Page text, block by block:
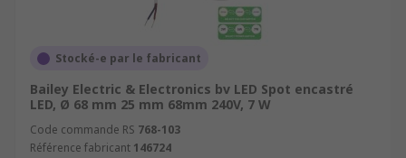
Stocké-e par le fabricant
Bailey Electric & Electronics bv LED Spot encastré
LED, Ø 68 mm 25 mm 68mm 240V, 7 W
Code commande RS 768-103
Référence fabricant 146724